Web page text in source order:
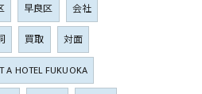
早良区
会社
買取
対面
A HOTEL FUKUOKA